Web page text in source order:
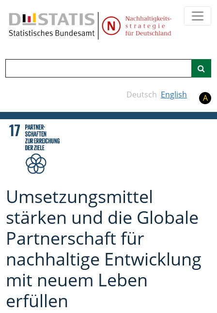
Zum Hauptinhalt springen
Deutsch English A
Umsetzungsmittel
stärken und die Globale
Partnerschaft für
nachhaltige Entwicklung
mit neuem Leben
erfüllen